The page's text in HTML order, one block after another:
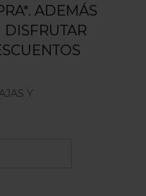
ADEMÁS
DISFRUTAR
Y